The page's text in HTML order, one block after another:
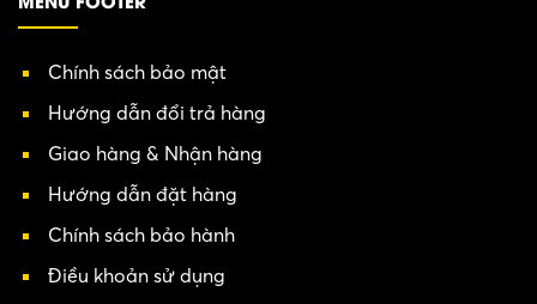
Chính sách bảo mật
Hướng dẫn đổi trả hàng
Giao hàng & Nhận hàng
Hướng dẫn đặt hàng
Chính sách bảo hành
Điều khoản sử dụng